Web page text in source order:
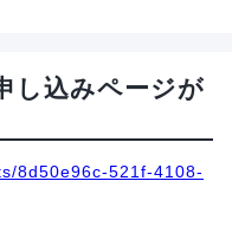
し込みページが
8d50e96c-521f-4108-